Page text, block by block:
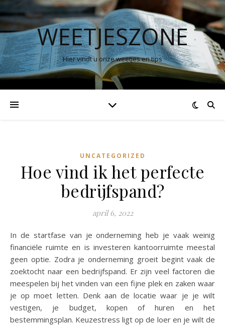
WEETJESZONE
Hier vindt u onze weetjes en tips
UNCATEGORIZED
Hoe vind ik het perfecte
bedrijfspand?
april 6, 2022
In de startfase van je onderneming heb je vaak weinig
financiële ruimte en is investeren kantoorruimte meestal
geen optie. Zodra je onderneming groeit begint vaak de
zoektocht naar een bedrijfspand. Er zijn veel factoren die
meespelen bij het vinden van een fijne plek en zaken waar
je op moet letten. Denk aan de locatie waar je je wilt
vestigen, je budget, kopen of huren en het
bestemmingsplan. Keuzestress ligt op de loer en je wilt de